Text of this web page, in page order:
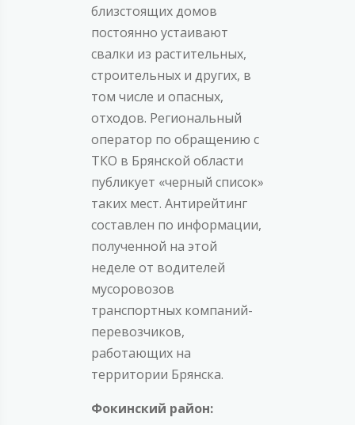
близстоящих домов
постоянно устаивают
свалки из растительных,
строительных и других, в
том числе и опасных,
отходов. Региональный
оператор по обращению с
ТКО в Брянской области
публикует «черный список»
таких мест. Антирейтинг
составлен по информации,
полученной на этой
неделе от водителей
мусоровозов
транспортных компаний-
перевозчиков,
работающих на
территории Брянска.
Фокинский район: